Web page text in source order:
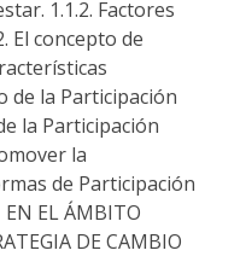
1.1.2. Factores
El concepto de
de la Participación
la Participación
la
de Participación
EN EL ÁMBITO
DE CAMBIO